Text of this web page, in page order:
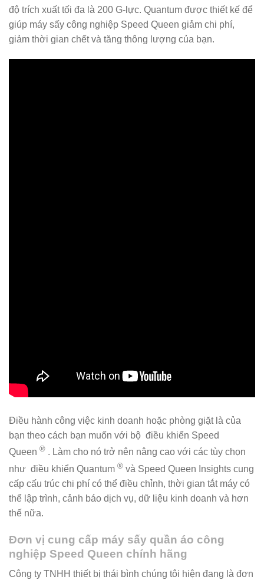
độ trích xuất tối đa là 200 G-lực. Quantum được thiết kế để
giúp máy sấy công nghiệp Speed Queen giảm chi phí,
giảm thời gian chết và tăng thông lượng của bạn.
Điều hành công việc kinh doanh hoặc phòng giặt là của
bạn theo cách bạn muốn với bộ điều khiển Speed ​​
Queen ® . Làm cho nó trở nên nâng cao với các tùy chọn
như điều khiển Quantum ® và Speed ​​Queen Insights cung
cấp cấu trúc chi phí có thể điều chỉnh, thời gian tắt máy có
thể lập trình, cảnh báo dịch vụ, dữ liệu kinh doanh và hơn
thế nữa.
Đơn vị cung cấp máy sấy quần áo công
nghiệp Speed Queen chính hãng
Công ty TNHH thiết bị thái bình chúng tôi hiện đang là đơn